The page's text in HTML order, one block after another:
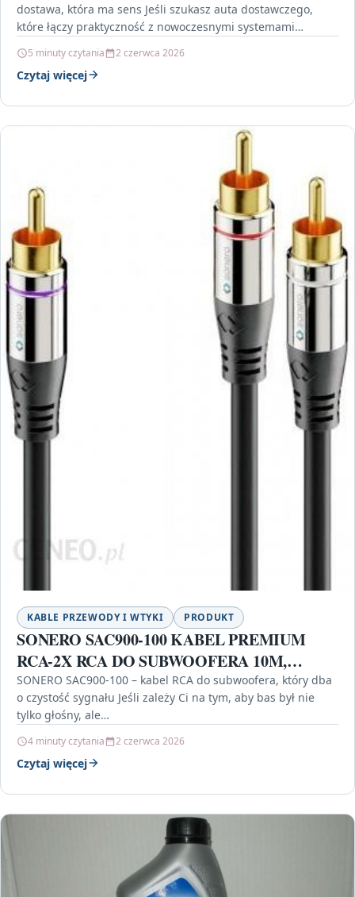
dostawa, która ma sens Jeśli szukasz auta dostawczego,
które łączy praktyczność z nowoczesnymi systemami
5 minuty czytania 2 czerwca 2026
Czytaj więcej
KABLE PRZEWODY I WTYKI PRODUKT
SONERO SAC900-100 KABEL PREMIUM
RCA-2X RCA DO SUBWOOFERA 10M,
CZARNY (SAC900100)
SONERO SAC900-100 – kabel RCA do subwoofera, który dba
o czystość sygnału Jeśli zależy Ci na tym, aby bas był nie
tylko głośny, ale…
4 minuty czytania 2 czerwca 2026
Czytaj więcej